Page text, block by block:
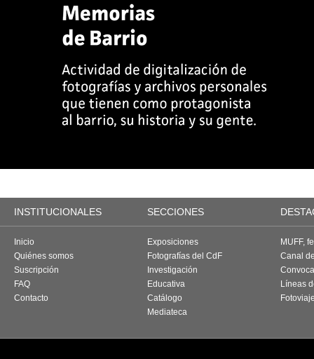
INSTITUCIONALES SECCIONES
Inicio
Quiénes somos
Suscripción
FAQ
Contacto
Exposiciones
Fotografías del CdF
Investigación
Educativa
Catálogo
Mediateca
MUFF,
Canal
Líneas